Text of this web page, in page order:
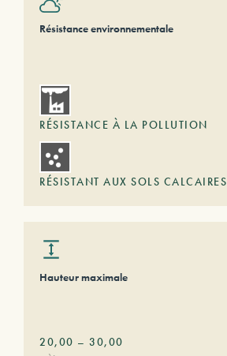
Résistance environnementale
RÉSISTANCE À LA POLLUTION
RÉSISTANT AUX SOLS CALCAIRES
Hauteur maximale
20,00 – 30,00